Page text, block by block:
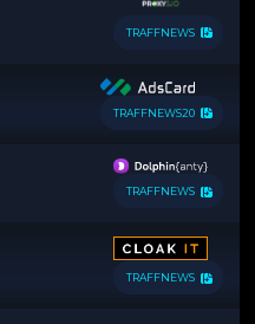
TRAFFNEWS
TRAFFNEWS20
TRAFFNEWS
TRAFFNEWS